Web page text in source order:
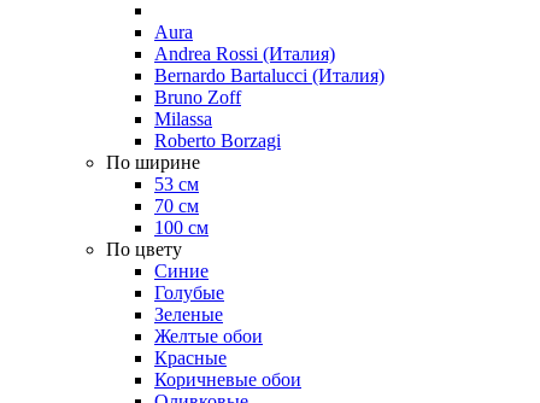
Aura
Andrea Rossi (Италия)
Bernardo Bartalucci (Италия)
Bruno Zoff
Milassa
Roberto Borzagi
По ширине
53 см
70 см
100 см
По цвету
Синие
Голубые
Зеленые
Желтые обои
Красные
Коричневые обои